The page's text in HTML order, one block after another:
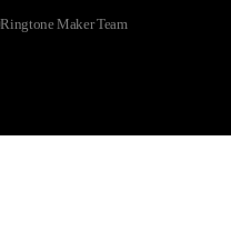
Ringtone Maker Team